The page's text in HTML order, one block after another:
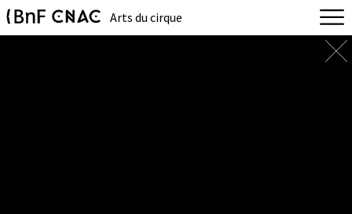
Arts du cirque